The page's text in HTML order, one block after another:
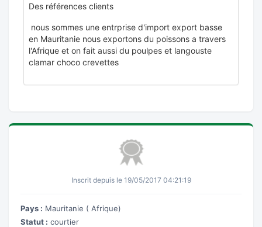
Des références clients
nous sommes une entrprise d'import export basse
en Mauritanie nous exportons du poissons a travers
l'Afrique et on fait aussi du poulpes et langouste
clamar choco crevettes
Inscrit depuis le 19/05/2017 04:21:19
Pays : Mauritanie ( Afrique)
Statut : courtier